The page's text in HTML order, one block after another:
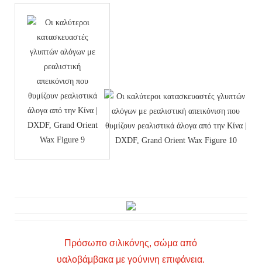
Πρόσωπο σιλικόνης, σώμα από
υαλοβάμβακα με γούνινη επιφάνεια.